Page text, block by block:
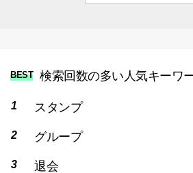
BEST 検索回数の多い人気キーワ
スタンプ
グループ
退会